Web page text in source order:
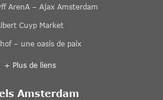
ArenA – Ajax Amsterdam
Cuyp Market
– une oasis de paix
+ Plus de liens
Amsterdam